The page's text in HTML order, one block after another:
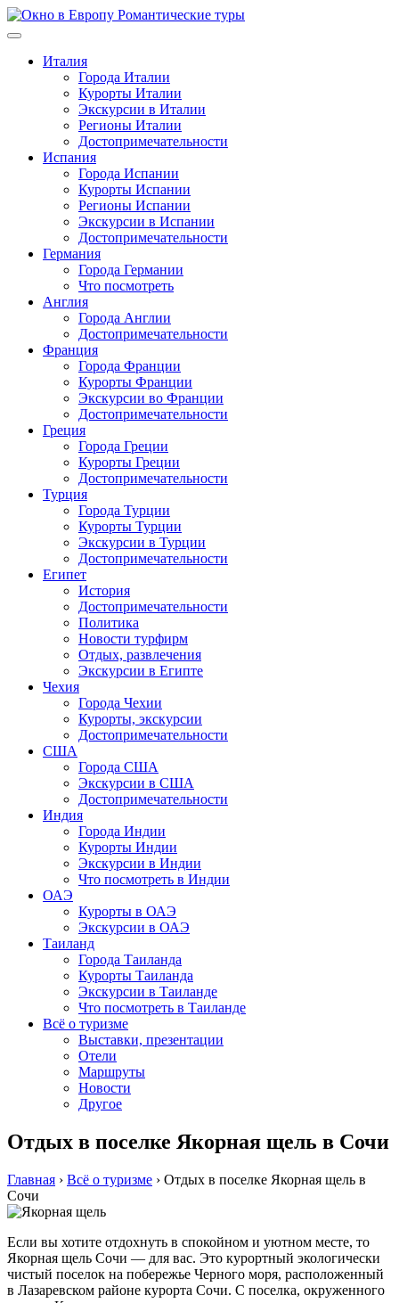
Перейти
к
Италия
Города Италии
Курорты Италии
Экскурсии в Италии
Регионы Италии
Достопримечательности
Испания
Города Испании
Курорты Испании
Регионы Испании
Экскурсии в Испании
Достопримечательности
Германия
Города Германии
Что посмотреть
Англия
Города Англии
Достопримечательности
Франция
Города Франции
Курорты Франции
Экскурсии во Франции
Достопримечательности
Греция
Города Греции
Курорты Греции
Достопримечательности
Турция
Города Турции
Курорты Турции
Экскурсии в Турции
Достопримечательности
Египет
История
Достопримечательности
Политика
Новости турфирм
Отдых, развлечения
Экскурсии в Египте
Чехия
Города Чехии
Курорты, экскурсии
Достопримечательности
США
Города США
Экскурсии в США
Достопримечательности
Индия
Города Индии
Курорты Индии
Экскурсии в Индии
Что посмотреть в Индии
ОАЭ
Курорты в ОАЭ
Экскурсии в ОАЭ
Таиланд
Города Таиланда
Курорты Таиланда
Экскурсии в Таиланде
Что посмотреть в Таиланде
Всё о туризме
Выставки, презентации
Отели
Маршруты
Новости
Другое
Отдых в поселке Якорная щель в Сочи
Главная › Всё о туризме › Отдых в поселке Якорная щель в
Сочи
Если вы хотите отдохнуть в спокойном и уютном месте, то
Якорная щель Сочи — для вас. Это курортный экологически
чистый поселок на побережье Черного моря, расположенный
в Лазаревском районе курорта Сочи. С поселка, окруженного